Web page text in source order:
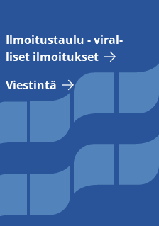
Il­moi­tus­tau­lu - vi­ral­
li­set il­moi­tuk­set
Vies­tin­tä